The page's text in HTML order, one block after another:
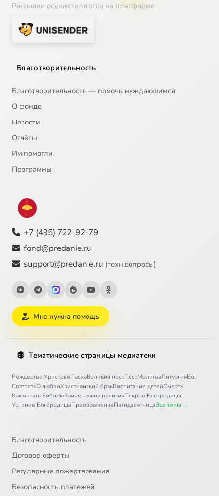
Рассылки осуществляются на платформе
Благотворительность
Благотворительность — помочь нуждающимся
О фонде
Новости
Отчёты
Им помогли
Программы
+7 (495) 722-92-79
fond@predanie.ru
support@predanie.ru (техн.вопросы)
Мне нужна помощь
Тематические страницы медиатеки
Рождество ХристовоПасхаВеликий постПостМолитваЛитургияБог
СвятостьО любвиХристианский бракВоспитание детейСмерть
Как читать БиблиюЗачем нужна религияПокров Богородицы
Успение БогородицыПреображениеПятидесятницаВсе темы →
Благотворительность
Договор оферты
Регулярные пожертвования
Безопасность платежей